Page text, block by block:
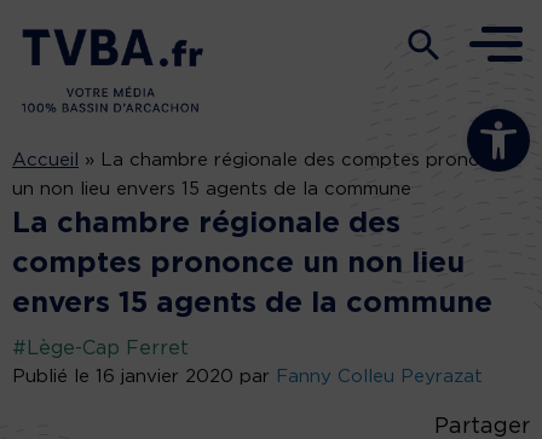
Ouvrir la
Accueil »
La chambre régionale des comptes prononce
un non lieu envers 15 agents de la commune
La chambre régionale des
comptes prononce un non lieu
envers 15 agents de la commune
#Lège-Cap Ferret
Publié le 16 janvier 2020 par Fanny Colleu Peyrazat
Partager